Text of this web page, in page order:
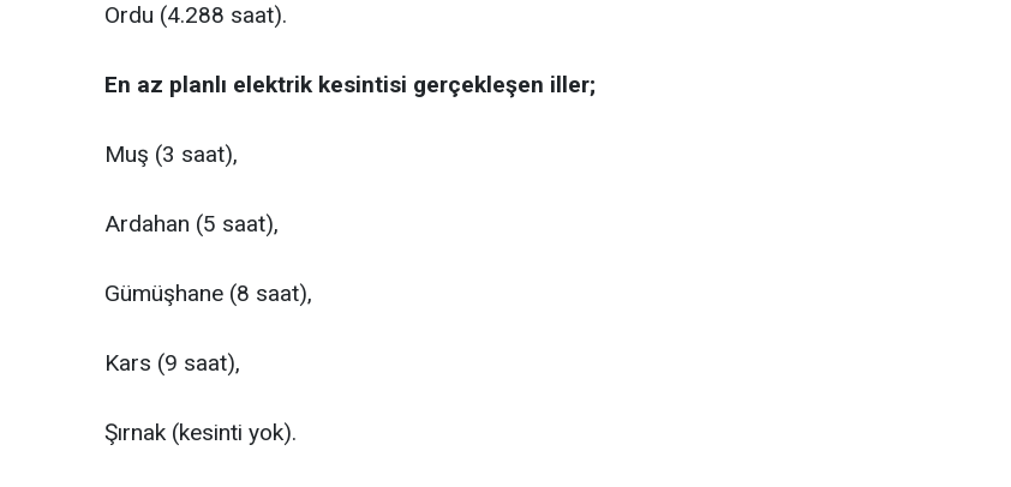
Ordu (4.288 saat).
En az planlı elektrik kesintisi gerçekleşen iller;
Muş (3 saat),
Ardahan (5 saat),
Gümüşhane (8 saat),
Kars (9 saat),
Şırnak (kesinti yok).